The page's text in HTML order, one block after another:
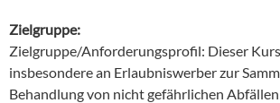
Zielgruppe:
Zielgruppe/Anforderungsprofil: Dieser
insbesondere an Erlaubniswerber zur
Behandlung von nicht gefährlichen Abfällen